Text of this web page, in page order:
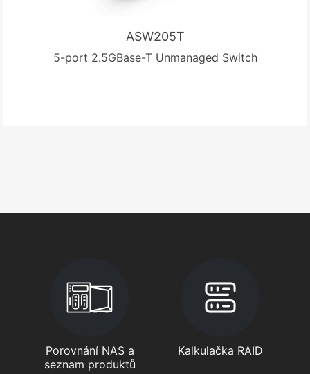
ASW205T
5-port 2.5GBase-T Unmanaged Switch
Porovnání NAS a
seznam produktů
Kalkulačka RAID